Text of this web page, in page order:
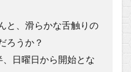
と、滑らかな舌触りの
ろうか？
日曜日から開始とな